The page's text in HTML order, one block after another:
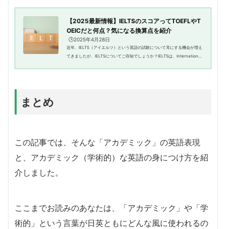
【2025最新情報】IELTSのスコアってTOEFLやT
OEICだと何点？気になる換算点を紹介
🕒️2025年4月28日
近年、IELTS（アイエルツ）という英語の試験について耳にする機会が増え
てきましたが、IELTSについてご存知でしょうか？IELTSは、International
まとめ
この記事では、そんな「アカデミック」の英語表現
と、アカデミック（学術的）な英語の身につけ方を紹
介しました。
ここまでお読みのあなたは、「アカデミック」や「学
術的」という言葉が日英ともにどんな風に使われるの